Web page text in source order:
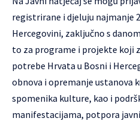
registrirane i djeluju najmanje
Hercegovini, zaključno s
to za programe i projekte koji
potrebe Hrvata u Bosni i
obnova i opremanje ustanova
spomenika kulture, kao i
manifestacijama, potpora